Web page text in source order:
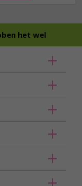
het wel